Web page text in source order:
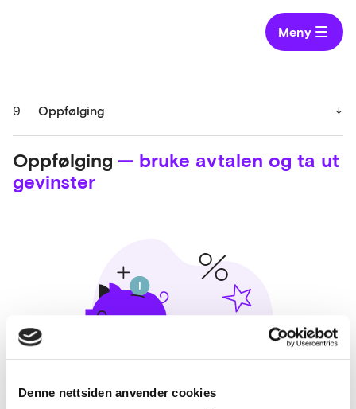
Denne nettsiden anvender cookies
Meny
9 Oppfølging
Oppfølging — bruke avtalen og ta ut
gevinster